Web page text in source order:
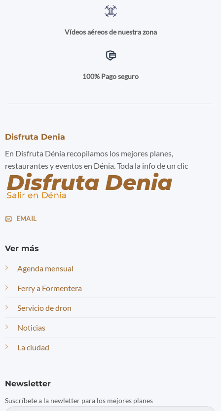
Vídeos aéreos de nuestra zona
100% Pago seguro
Disfruta Denia
En Disfruta Dénia recopilamos los mejores planes,
restaurantes y eventos en Dénia. Toda la info de un clic
EMAIL
Ver más
Agenda mensual
Ferry a Formentera
Servicio de dron
Noticias
La ciudad
Newsletter
Suscríbete a la newletter para los mejores planes